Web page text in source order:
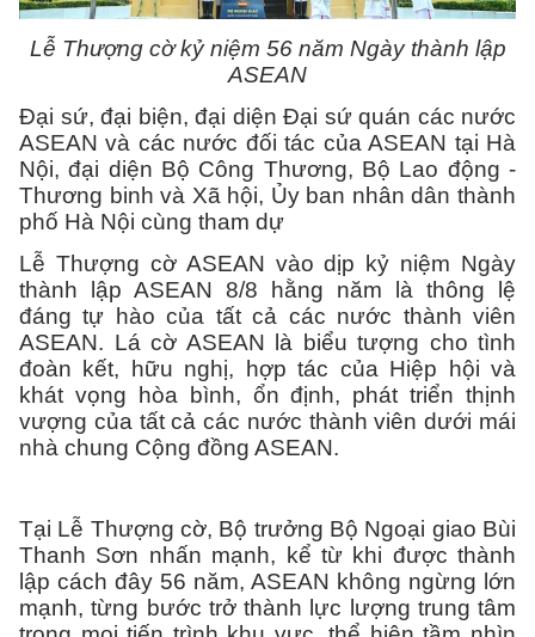
Lễ Thượng cờ kỷ niệm 56 năm Ngày thành lập
ASEAN
Đại sứ, đại biện, đại diện Đại sứ quán các nước
ASEAN và các nước đối tác của ASEAN tại Hà
Nội, đại diện Bộ Công Thương, Bộ Lao động -
Thương binh và Xã hội, Ủy ban nhân dân thành
phố Hà Nội cùng tham dự
Lễ Thượng cờ ASEAN vào dịp kỷ niệm Ngày
thành lập ASEAN 8/8 hằng năm là thông lệ
đáng tự hào của tất cả các nước thành viên
ASEAN. Lá cờ ASEAN là biểu tượng cho tình
đoàn kết, hữu nghị, hợp tác của Hiệp hội và
khát vọng hòa bình, ổn định, phát triển thịnh
vượng của tất cả các nước thành viên dưới mái
nhà chung Cộng đồng ASEAN.
Tại Lễ Thượng cờ, Bộ trưởng Bộ Ngoại giao Bùi
Thanh Sơn nhấn mạnh, kể từ khi được thành
lập cách đây 56 năm, ASEAN không ngừng lớn
mạnh, từng bước trở thành lực lượng trung tâm